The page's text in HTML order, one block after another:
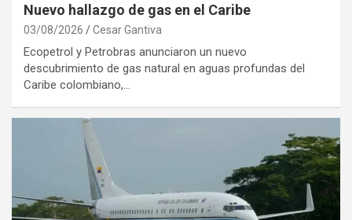
Nuevo hallazgo de gas en el Caribe
03/08/2026 Cesar Gantiva
Ecopetrol y Petrobras anunciaron un nuevo
descubrimiento de gas natural en aguas profundas del
Caribe colombiano,…